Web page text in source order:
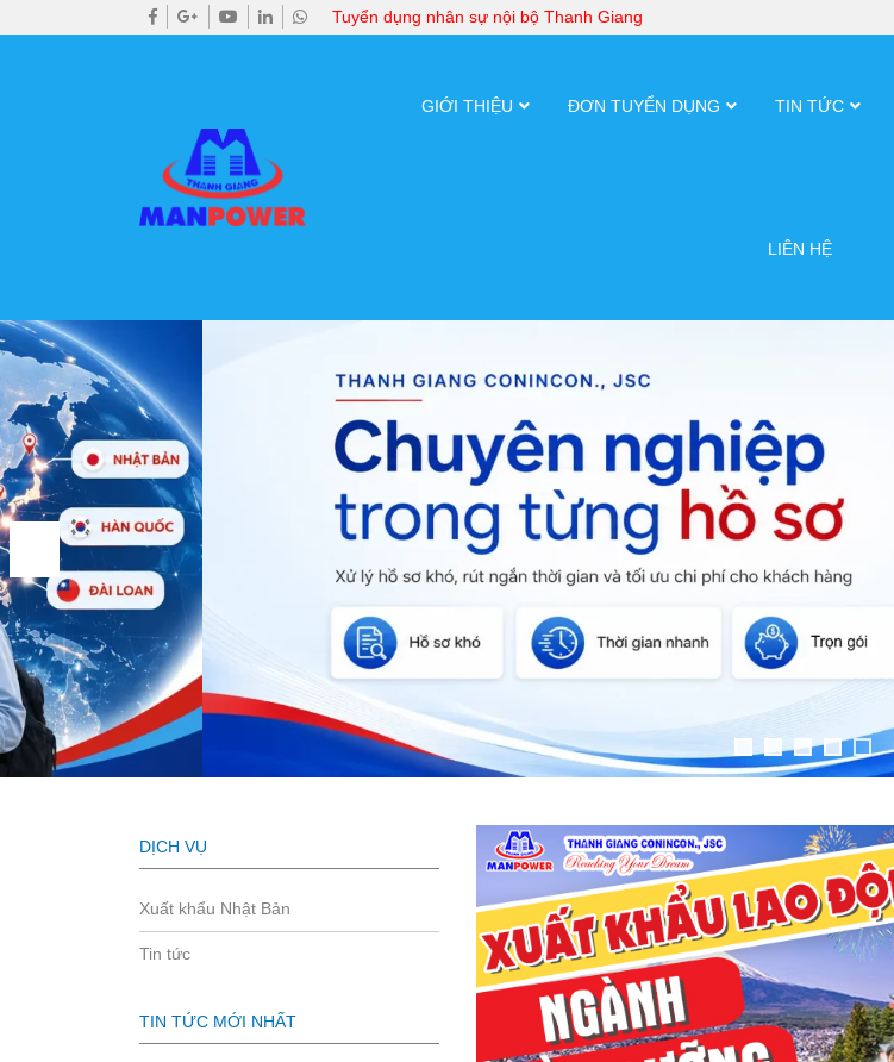
Tuyển dụng nhân sự nội bộ Thanh Giang
GIỚI THIỆU ĐƠN TUYỂN DỤNG TIN TỨC
LIÊN HỆ
DỊCH VỤ
Xuất khẩu Nhật Bản
Tin tức
TIN TỨC MỚI NHẤT